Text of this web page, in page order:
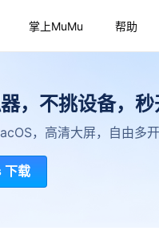
掌上MuMu 帮助
，不挑设备，秒
，高清大屏，自由多
下载